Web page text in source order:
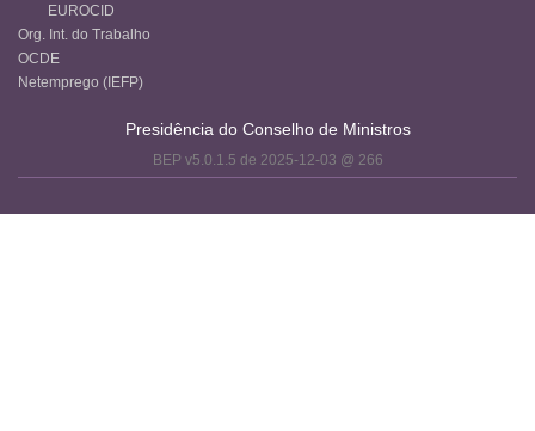
EUROCID
Org. Int. do Trabalho
OCDE
Netemprego (IEFP)
Presidência do Conselho de Ministros
BEP v5.0.1.5 de 2025-12-03 @ 266